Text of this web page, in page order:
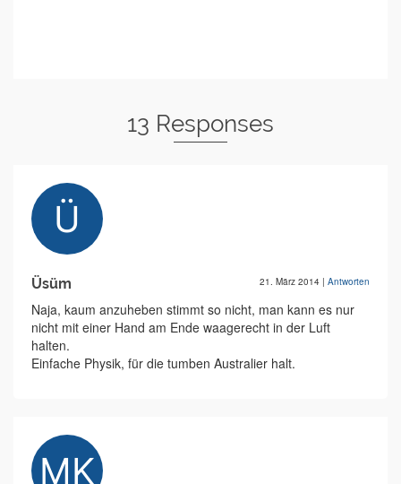
13 Responses
Üsüm 21. März 2014 | Antworten
Naja, kaum anzuheben stimmt so nicht, man kann es nur
nicht mit einer Hand am Ende waagerecht in der Luft
halten.
Einfache Physik, für die tumben Australier halt.